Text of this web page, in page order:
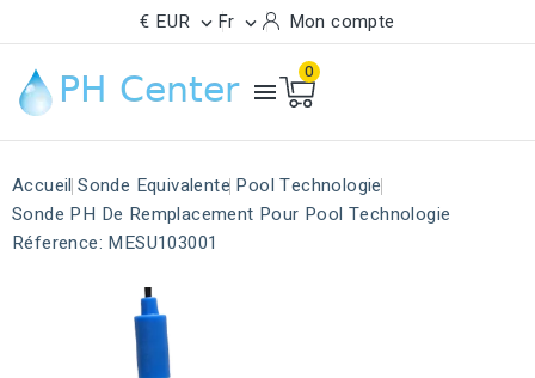
€ EUR  Fr  Mon compte

0
Accueil Sonde Equivalente Pool Technologie
Sonde PH De Remplacement Pour Pool Technologie
Réference: MESU103001